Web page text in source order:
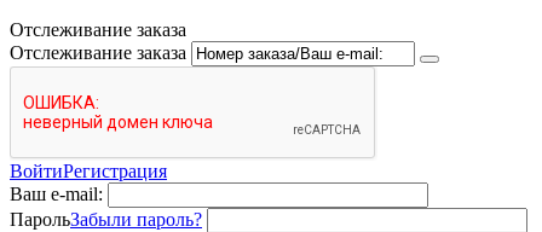
Отслеживание заказа
Отслеживание заказа
ВойтиРегистрация
Ваш e-mail:
ПарольЗабыли пароль?